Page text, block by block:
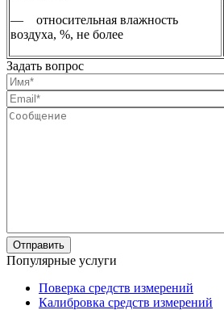
— относительная влажность
воздуха, %, не более
Задать вопрос
Популярные услуги
Поверка средств измерений
Калибровка средств измерений